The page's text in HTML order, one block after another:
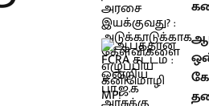
ஆபத்தான
பா.ஜ.க
வைத்த